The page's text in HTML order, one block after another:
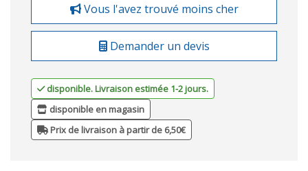
Vous l'avez trouvé moins cher
Demander un devis
disponible. Livraison estimée 1-2 jours.
disponible en magasin
Prix de livraison à partir de 6,50€